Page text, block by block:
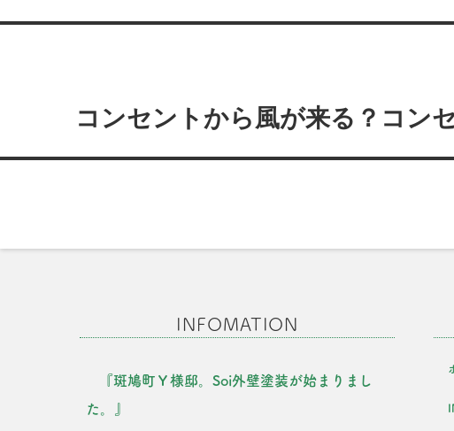
コンセントから風が来る？コン
INFOMATION
『斑鳩町Ｙ様邸。Soi外壁塗装が始まりまし
た。』